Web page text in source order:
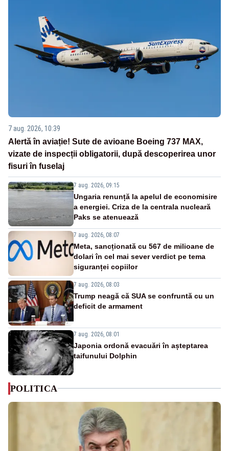
7 aug. 2026, 10:39
Alertă în aviație! Sute de avioane Boeing 737 MAX,
vizate de inspecții obligatorii, după descoperirea unor
fisuri în fuselaj
7 aug. 2026, 09:15
Ungaria renunță la apelul de economisire
a energiei. Criza de la centrala nucleară
Paks se atenuează
7 aug. 2026, 08:07
Meta, sancționată cu 567 de milioane de
dolari în cel mai sever verdict pe tema
siguranței copiilor
7 aug. 2026, 08:03
Trump neagă că SUA se confruntă cu un
deficit de armament
7 aug. 2026, 08:01
Japonia ordonă evacuări în așteptarea
taifunului Dolphin
POLITICA